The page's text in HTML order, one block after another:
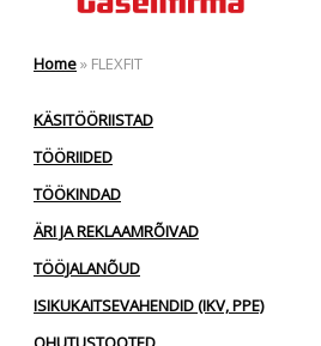
Home» FLEXFIT
KÄSITÖÖRIISTAD
TÖÖRIIDED
TÖÖKINDAD
ÄRI JA REKLAAMRÕIVAD
TÖÖJALANÕUD
ISIKUKAITSEVAHENDID (IKV, PPE)